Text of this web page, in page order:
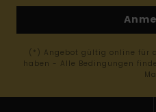
(*) Angebot gültig online für
haben - Alle Bedingungen